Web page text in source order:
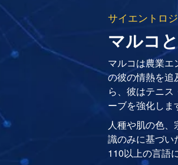
サイエントロ
マルコ
マルコは農業
の彼の情熱を追
ら、彼はテニ
ーブを強化しま
人種や肌の色
識のみに基づい
110以上の言語